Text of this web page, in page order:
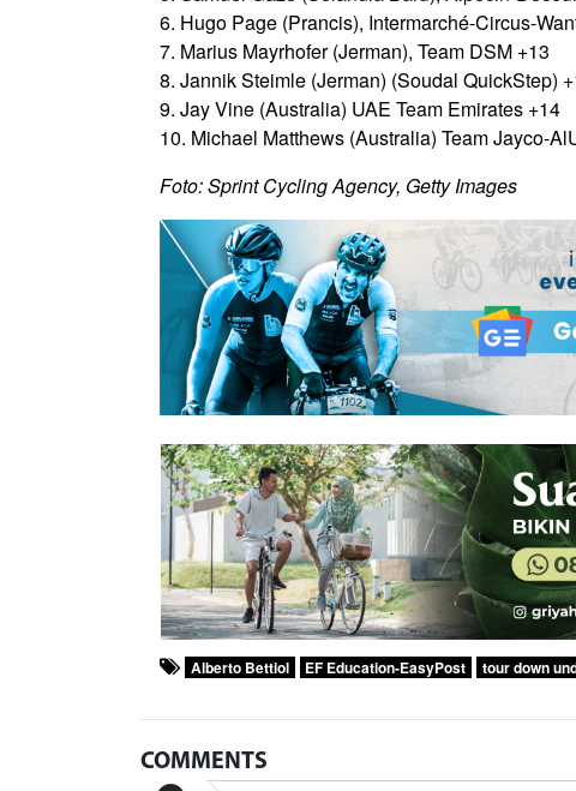
6. Hugo Page (Prancis), Intermarché-Circus-
7. Marius Mayrhofer (Jerman), Team DSM +13
8. Jannik Steimle (Jerman) (Soudal QuickStep)
9. Jay Vine (Australia) UAE Team Emirates +14
10. Michael Matthews (Australia) Team Jayco-
Foto: Sprint Cycling Agency, Getty Images
Alberto Bettiol EF Education-EasyPost tour down
COMMENTS